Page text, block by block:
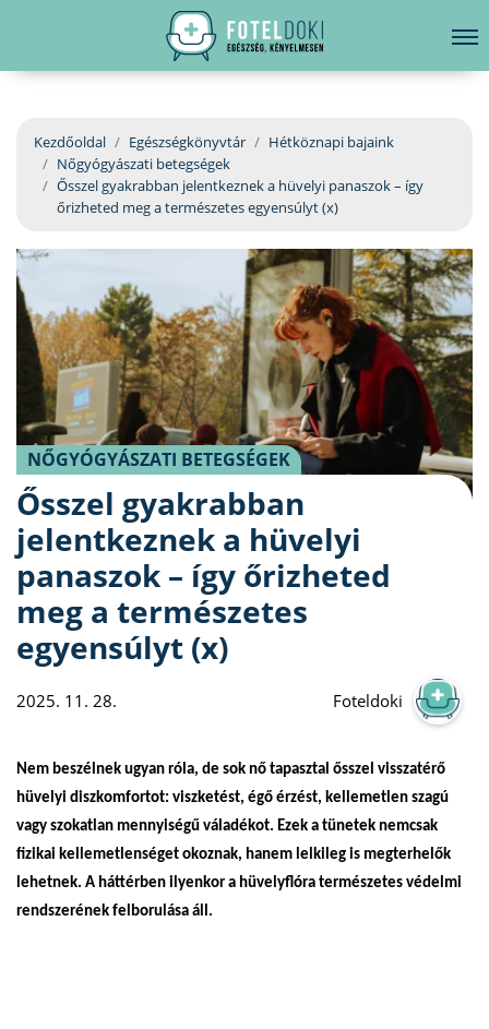
EGÉSZSÉGKÖNYVTÁR
BETEGSÉGKALAUZ
ÜGYELETKERESŐ
ORVOS VÁLASZOL
ORVOSKERESŐ
hirdetés
Kezdőoldal Egészségkönyvtár
Hétköznapi bajaink
Nőgyógyászati betegségek
Ősszel gyakrabban jelentkeznek a hüvelyi panaszok – így
őrizheted meg a természetes egyensúlyt (x)
NŐGYÓGYÁSZATI BETEGSÉGEK
Ősszel gyakrabban
jelentkeznek a hüvelyi
panaszok – így őrizheted
meg a természetes
egyensúlyt (x)
2025. 11. 28. Foteldoki
Nem beszélnek ugyan róla, de sok nő tapasztal ősszel visszatérő
hüvelyi diszkomfortot: viszketést, égő érzést, kellemetlen szagú
vagy szokatlan mennyiségű váladékot. Ezek a tünetek nemcsak
fizikai kellemetlenséget okoznak, hanem lelkileg is megterhelők
lehetnek. A háttérben ilyenkor a hüvelyflóra természetes védelmi
rendszerének felborulása áll.